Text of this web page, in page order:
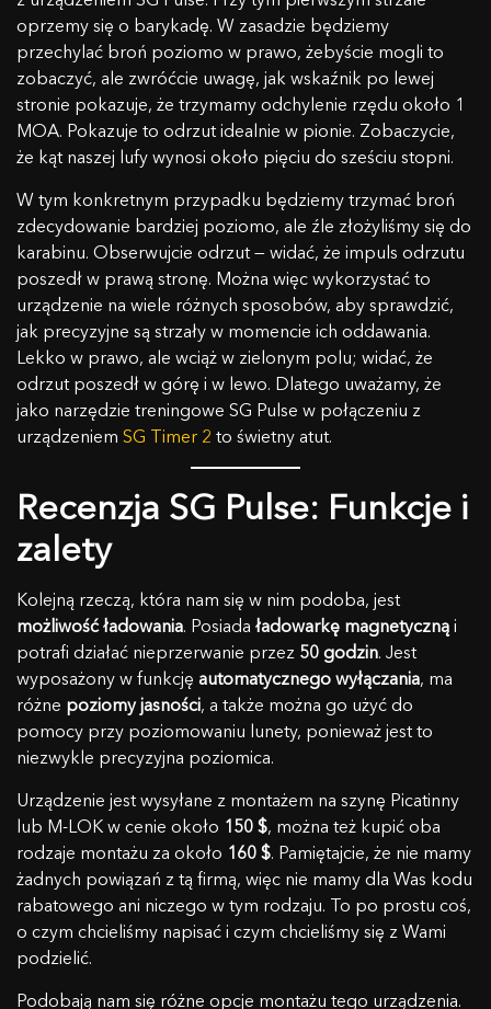
oprzemy się o barykadę. W zasadzie będziemy
przechylać broń poziomo w prawo, żebyście mogli to
zobaczyć, ale zwróćcie uwagę, jak wskaźnik po lewej
stronie pokazuje, że trzymamy odchylenie rzędu około 1
MOA. Pokazuje to odrzut idealnie w pionie. Zobaczycie,
że kąt naszej lufy wynosi około pięciu do sześciu stopni.
W tym konkretnym przypadku będziemy trzymać broń
zdecydowanie bardziej poziomo, ale źle złożyliśmy się do
karabinu. Obserwujcie odrzut — widać, że impuls odrzutu
poszedł w prawą stronę. Można więc wykorzystać to
urządzenie na wiele różnych sposobów, aby sprawdzić,
jak precyzyjne są strzały w momencie ich oddawania.
Lekko w prawo, ale wciąż w zielonym polu; widać, że
odrzut poszedł w górę i w lewo. Dlatego uważamy, że
jako narzędzie treningowe SG Pulse w połączeniu z
urządzeniem SG Timer 2 to świetny atut.
Recenzja SG Pulse: Funkcje i
zalety
Kolejną rzeczą, która nam się w nim podoba, jest
możliwość ładowania. Posiada ładowarkę magnetyczną i
potrafi działać nieprzerwanie przez 50 godzin. Jest
wyposażony w funkcję automatycznego wyłączania, ma
różne poziomy jasności, a także można go użyć do
pomocy przy poziomowaniu lunety, ponieważ jest to
niezwykle precyzyjna poziomica.
Urządzenie jest wysyłane z montażem na szynę Picatinny
lub M-LOK w cenie około 150 $, można też kupić oba
rodzaje montażu za około 160 $. Pamiętajcie, że nie mamy
żadnych powiązań z tą firmą, więc nie mamy dla Was kodu
rabatowego ani niczego w tym rodzaju. To po prostu coś,
o czym chcieliśmy napisać i czym chcieliśmy się z Wami
podzielić.
Podobają nam się różne opcje montażu tego urządzenia.
Kupon został aktywowany!
18.44$ 0,00$
Gratulacje, otrzymasz darmową skrzynkę z Siliconem
podczas zamawiania SG Timer!
Dodaj SG Timer do koszyka i wybierz kolor litery w
koszyku.
SKONTAKTUJ SIĘ Z NAMI
E-mail
Uwaga: Zmiana kraju na
Czy rozumieją Państwo te warunki i chcą
kontynuować?
TAK, ROZUMIEM ANULUJ